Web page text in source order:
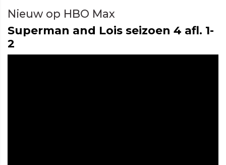
Nieuw op HBO Max
Superman and Lois seizoen 4 afl. 1-
2